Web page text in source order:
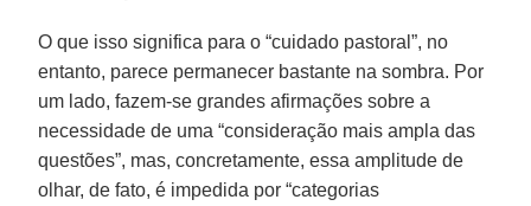
O que isso significa para o “cuidado pastoral”, no
entanto, parece permanecer bastante na sombra. Por
um lado, fazem-se grandes afirmações sobre a
necessidade de uma “consideração mais ampla das
questões”, mas, concretamente, essa amplitude de
olhar, de fato, é impedida por “categorias